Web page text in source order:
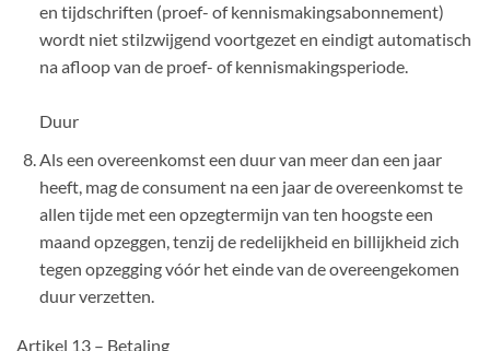
en tijdschriften (proef- of kennismakingsabonnement)
wordt niet stilzwijgend voortgezet en eindigt automatisch
na afloop van de proef- of kennismakingsperiode.
Duur
Als een overeenkomst een duur van meer dan een jaar
heeft, mag de consument na een jaar de overeenkomst te
allen tijde met een opzegtermijn van ten hoogste een
maand opzeggen, tenzij de redelijkheid en billijkheid zich
tegen opzegging vóór het einde van de overeengekomen
duur verzetten.
Artikel 13 – Betaling